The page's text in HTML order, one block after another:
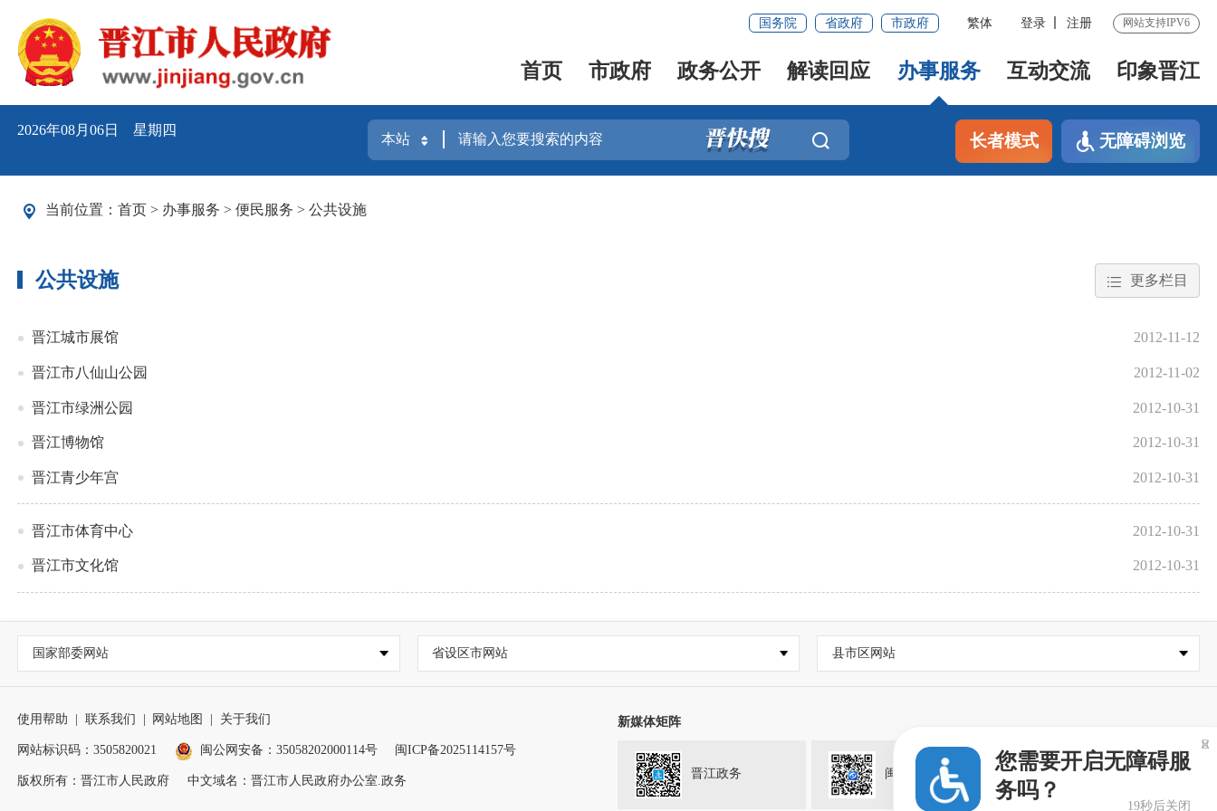
国务院 省政府 市政府 繁体 登录 注册 网站支持IPV6
首页 市政府 政务公开 解读回应 办事服务 互动交流 印象晋江
2026年08月06日 星期四
长者模式 无障碍浏览
当前位置： 首页 > 办事服务 > 便民服务 > 公共设施
公共设施 更多栏目
晋江城市展馆 2012-11-12
晋江市八仙山公园 2012-11-02
晋江市绿洲公园 2012-10-31
晋江博物馆 2012-10-31
晋江青少年宫 2012-10-31
晋江市体育中心 2012-10-31
晋江市文化馆 2012-10-31
国家部委网站 省设区市网站 县市区网站
使用帮助 联系我们 网站地图 关于我们
网站标识码：3505820021 闽公网安备：35058202000114号 闽ICP备2025114157号
版权所有：晋江市人民政府 中文域名：晋江市人民政府办公室.政务
新媒体矩阵
晋江政务 闽政通APP
您需要开启无障碍服
务吗？
19秒后关闭
